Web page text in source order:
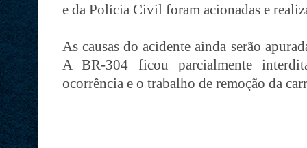
e da Polícia Civil foram acionadas e
As causas do acidente ainda serão
A BR-304 ficou parcialmente
ocorrência e o trabalho de remoção da